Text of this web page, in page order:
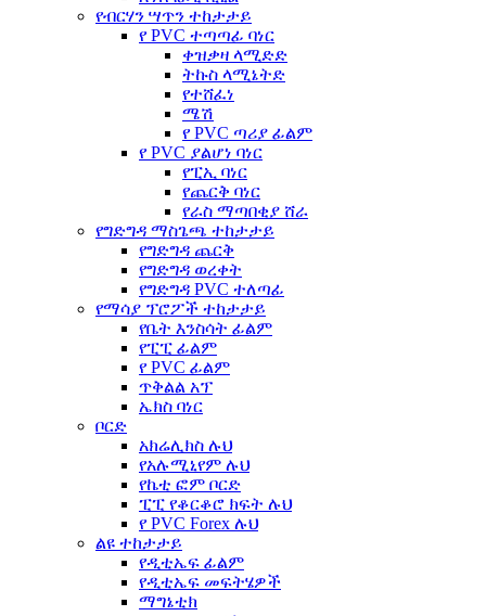
የብርሃን ሣጥን ተከታታይ
የ PVC ተጣጣፊ ባነር
ቀዝቃዛ ላሚድድ
ትኩስ ላሚኔትድ
የተሸፈነ
ሜሽ
የ PVC ጣሪያ ፊልም
የ PVC ያልሆነ ባነር
የፒኢ ባነር
የጨርቅ ባነር
የራስ ማጣበቂያ ሸራ
የግድግዳ ማስጌጫ ተከታታይ
የግድግዳ ጨርቅ
የግድግዳ ወረቀት
የግድግዳ PVC ተለጣፊ
የማሳያ ፕሮፖች ተከታታይ
የቤት እንስሳት ፊልም
የፒፒ ፊልም
የ PVC ፊልም
ጥቅልል አፕ
ኤክስ ባነር
ቦርድ
አክሬሊክስ ሉህ
የአሉሚኒየም ሉህ
የኬቲ ፎም ቦርድ
ፒፒ የቆርቆሮ ክፍት ሉህ
የ PVC Forex ሉህ
ልዩ ተከታታይ
የዲቲኤፍ ፊልም
የዲቲኤፍ መፍትሄዎች
ማግኔቲክ